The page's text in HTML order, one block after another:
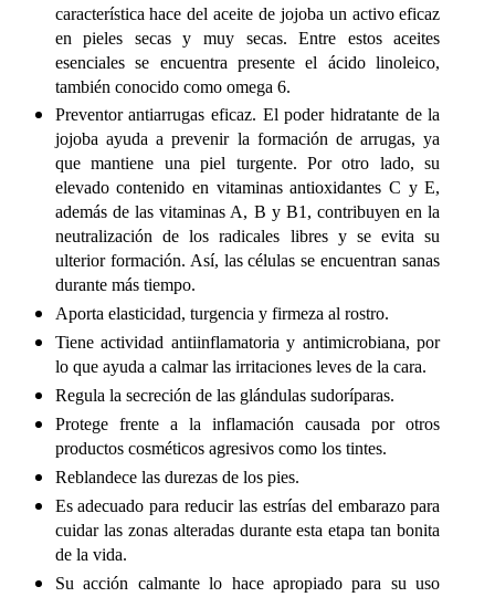
característica hace del aceite de jojoba un activo eficaz
en pieles secas y muy secas. Entre estos aceites
esenciales se encuentra presente el ácido linoleico,
también conocido como omega 6.
Preventor antiarrugas eficaz. El poder hidratante de la
jojoba ayuda a prevenir la formación de arrugas, ya
que mantiene una piel turgente. Por otro lado, su
elevado contenido en vitaminas antioxidantes C y E,
además de las vitaminas A, B y B1, contribuyen en la
neutralización de los radicales libres y se evita su
ulterior formación. Así, las células se encuentran sanas
durante más tiempo.
Aporta elasticidad, turgencia y firmeza al rostro.
Tiene actividad antiinflamatoria y antimicrobiana, por
lo que ayuda a calmar las irritaciones leves de la cara.
Regula la secreción de las glándulas sudoríparas.
Protege frente a la inflamación causada por otros
productos cosméticos agresivos como los tintes.
Reblandece las durezasde los pies.
Es adecuado para reducir las estrías del embarazo para
cuidar las zonas alteradas durante esta etapa tan bonita
de la vida.
Su acción calmante lo hace apropiado para su uso